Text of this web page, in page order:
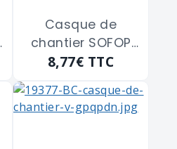
Casque de
chantier SOFOP
"oceanic2" rouge
8,77€ TTC